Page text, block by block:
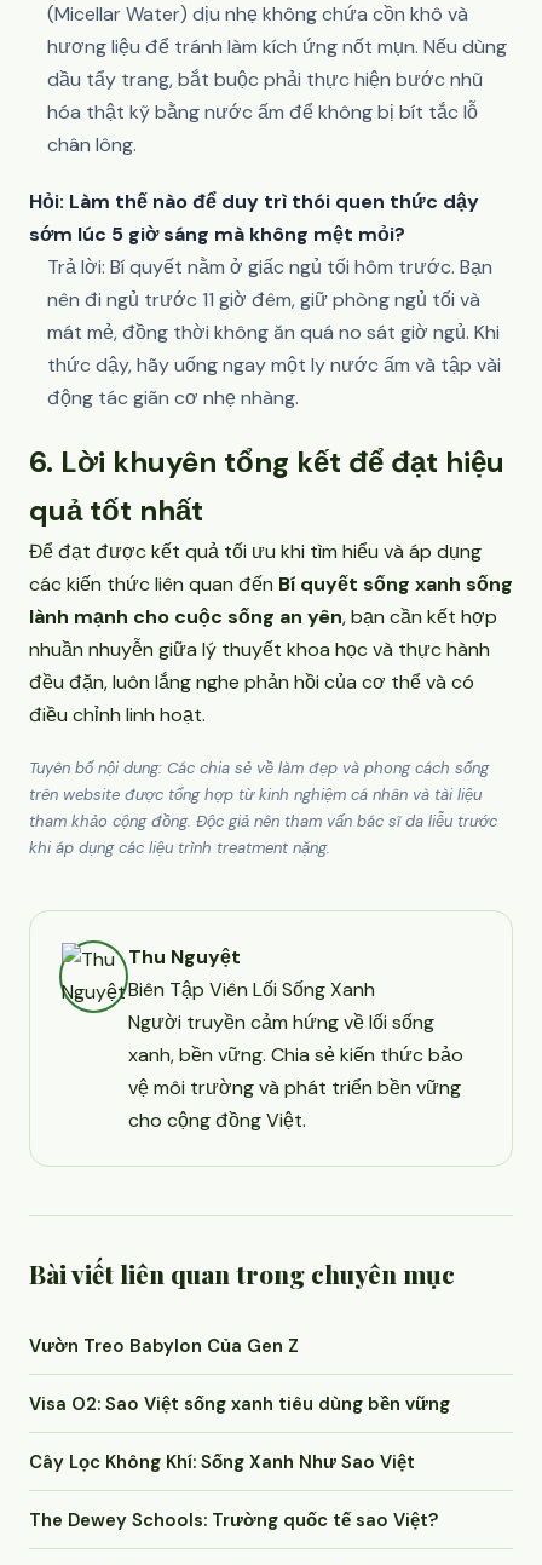
(Micellar Water) dịu nhẹ không chứa cồn khô và
hương liệu để tránh làm kích ứng nốt mụn. Nếu dùng
dầu tẩy trang, bắt buộc phải thực hiện bước nhũ
hóa thật kỹ bằng nước ấm để không bị bít tắc lỗ
chân lông.
Hỏi: Làm thế nào để duy trì thói quen thức dậy
sớm lúc 5 giờ sáng mà không mệt mỏi?
Trả lời: Bí quyết nằm ở giấc ngủ tối hôm trước. Bạn
nên đi ngủ trước 11 giờ đêm, giữ phòng ngủ tối và
mát mẻ, đồng thời không ăn quá no sát giờ ngủ. Khi
thức dậy, hãy uống ngay một ly nước ấm và tập vài
động tác giãn cơ nhẹ nhàng.
6. Lời khuyên tổng kết để đạt hiệu
quả tốt nhất
Để đạt được kết quả tối ưu khi tìm hiểu và áp dụng
các kiến thức liên quan đến Bí quyết sống xanh sống
lành mạnh cho cuộc sống an yên, bạn cần kết hợp
nhuần nhuyễn giữa lý thuyết khoa học và thực hành
đều đặn, luôn lắng nghe phản hồi của cơ thể và có
điều chỉnh linh hoạt.
Tuyên bố nội dung: Các chia sẻ về làm đẹp và phong cách sống
trên website được tổng hợp từ kinh nghiệm cá nhân và tài liệu
tham khảo cộng đồng. Độc giả nên tham vấn bác sĩ da liễu trước
khi áp dụng các liệu trình treatment nặng.
Thu Nguyệt
Biên Tập Viên Lối Sống Xanh
Người truyền cảm hứng về lối sống
xanh, bền vững. Chia sẻ kiến thức bảo
vệ môi trường và phát triển bền vững
cho cộng đồng Việt.
Bài viết liên quan trong chuyên mục
Vườn Treo Babylon Của Gen Z
Visa O2: Sao Việt sống xanh tiêu dùng bền vững
Cây Lọc Không Khí: Sống Xanh Như Sao Việt
The Dewey Schools: Trường quốc tế sao Việt?